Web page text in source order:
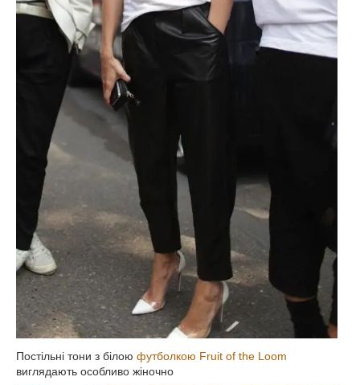
Постільні тони з білою футболкою Fruit of the Loom
виглядають особливо жіночно